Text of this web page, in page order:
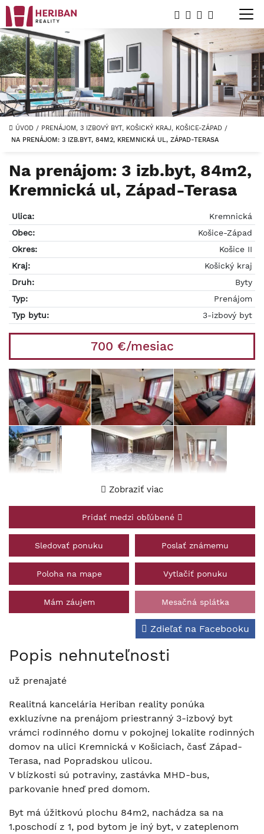
ÚVOD / PRENÁJOM, 3 IZBOVÝ BYT, KOŠICKÝ KRAJ, KOŠICE-ZÁPAD /
NA PRENÁJOM: 3 IZB.BYT, 84M2, KREMNICKÁ UL, ZÁPAD-TERASA
Na prenájom: 3 izb.byt, 84m2,
Kremnická ul, Západ-Terasa
Ulica:
Kremnická
Obec:
Košice-Západ
Okres:
Košice II
Kraj:
Košický kraj
Druh:
Byty
Typ:
Prenájom
Typ bytu:
3-izbový byt
700 €/mesiac
Zobraziť viac
Pridať medzi obľúbené
Sledovať ponuku Poslať známemu
Poloha na mape Vytlačiť ponuku
Mám záujem Mesačná splátka
Popis nehnuteľnosti
Zdieľať na Facebooku
už prenajaté
Realitná kancelária Heriban reality ponúka
exkluzívne na prenájom priestranný 3-izbový byt
vrámci rodinného domu v pokojnej lokalite rodinných
domov na ulici Kremnická v Košiciach, časť Západ-
Terasa, nad Popradskou ulicou.
V blízkosti sú potraviny, zastávka MHD-bus,
parkovanie hneď pred domom.
Byt má úžitkovú plochu 84m2, nachádza sa na
1.poschodí z 1, pod bytom je iný byt, v zateplenom